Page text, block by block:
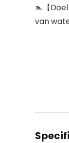
🏊‍【
van